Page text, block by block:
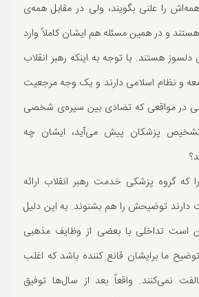
را علنی بگویند، ولی در مقابل همه‌ی
و در همین مسئله هم ایشان کاملاً وارد
هستند. با توجه به اینکه رهبر انقلاب
و نظام اسلامی دارند و یک وجه مرجعیت
در مواقعی که تضادی بین سیره‌ی شخصی
پزشکان پیش می‌آید، ایشان چه
گروه پزشکی خدمت رهبر انقلاب ارائه
توضیحش را هم بشنوند. به این دلیل
است تداخلی با بعضی از وظایف مذهبی
ما برایشان قانع کننده باشد که اغلب
نمی‌کنند. واقعاً بعد از سال‌ها توفیق